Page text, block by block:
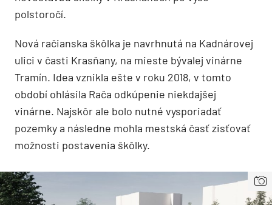
polstoročí.
Nová račianska škôlka je navrhnutá na Kadnárovej
ulici v časti Krasňany, na mieste bývalej vinárne
Tramín. Idea vznikla ešte v roku 2018, v tomto
období ohlásila Rača odkúpenie niekdajšej
vinárne. Najskôr ale bolo nutné vysporiadať
pozemky a následne mohla mestská časť zisťovať
možnosti postavenia škôlky.